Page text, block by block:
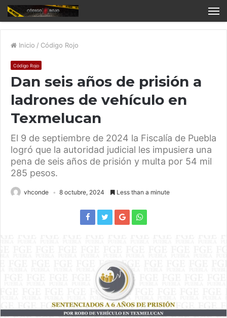
Inicio / Código Rojo
Código Rojo
Dan seis años de prisión a
ladrones de vehículo en
Texmelucan
El 9 de septiembre de 2024 la Fiscalía de Puebla
logró que la autoridad judicial les impusiera una
pena de seis años de prisión y multa por 54 mil
285 pesos.
vhconde 8 octubre, 2024 Less than a minute